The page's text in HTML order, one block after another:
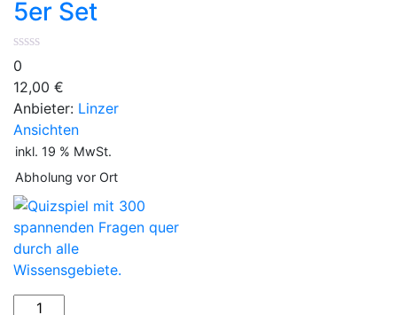
5er Set
0
12,00 €
Anbieter: Linzer
Ansichten
inkl. 19 % MwSt.
Abholung vor Ort
Quizspiel